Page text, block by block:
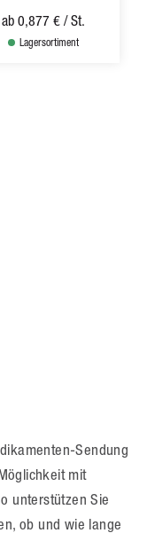
ab 0,877 € / St.
Lagersortiment
Sendung
mit
unterstützen Sie
ob und wie lange